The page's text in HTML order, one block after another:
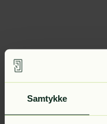
Samtykke